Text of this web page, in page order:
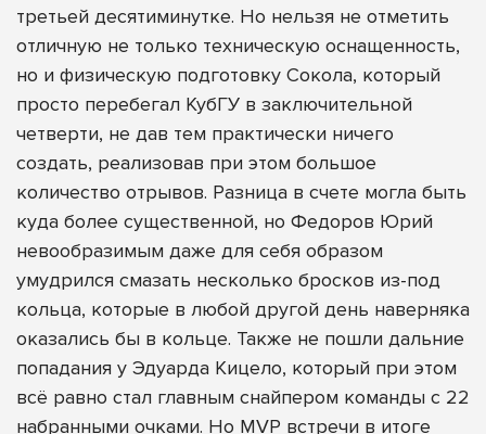
третьей десятиминутке. Но нельзя не отметить
отличную не только техническую оснащенность,
но и физическую подготовку Сокола, который
просто перебегал КубГУ в заключительной
четверти, не дав тем практически ничего
создать, реализовав при этом большое
количество отрывов. Разница в счете могла быть
куда более существенной, но Федоров Юрий
невообразимым даже для себя образом
умудрился смазать несколько бросков из-под
кольца, которые в любой другой день наверняка
оказались бы в кольце. Также не пошли дальние
попадания у Эдуарда Кицело, который при этом
всё равно стал главным снайпером команды с 22
набранными очками. Но MVP встречи в итоге